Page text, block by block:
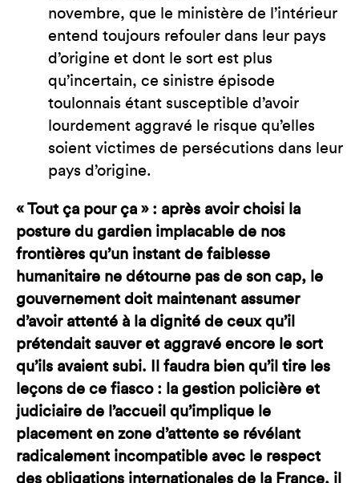
novembre, que le ministère de l’intérieur
entend toujours refouler dans leur pays
d’origine et dont le sort est plus
qu’incertain, ce sinistre épisode
toulonnais étant susceptible d’avoir
lourdement aggravé le risque qu’elles
soient victimes de persécutions dans leur
pays d’origine.
« Tout ça pour ça » : après avoir choisi la
posture du gardien implacable de nos
frontières qu’un instant de faiblesse
humanitaire ne détourne pas de son cap, le
gouvernement doit maintenant assumer
d’avoir attenté à la dignité de ceux qu’il
prétendait sauver et aggravé encore le sort
qu’ils avaient subi. Il faudra bien qu’il tire les
leçons de ce fiasco : la gestion policière et
judiciaire de l’accueil qu’implique le
placement en zone d’attente se révélant
radicalement incompatible avec le respect
des obligations internationales de la France, il